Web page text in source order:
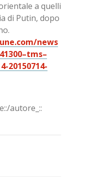
a quelli
di Putin, dopo
news
20150714-
autore_::